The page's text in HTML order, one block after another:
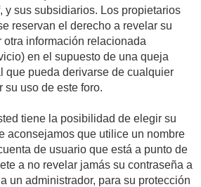
y sus subsidiarios. Los propietarios
reservan el derecho a revelar su
información relacionada
en el supuesto de una queja
que pueda derivarse de cualquier
su uso de este foro.
tiene la posibilidad de elegir su
aconsejamos que utilice un nombre
de usuario que está a punto de
a no revelar jamás su contraseña a
un administrador, para su protección